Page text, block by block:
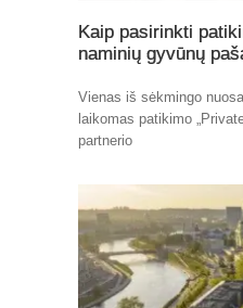
Kaip pasirinkti
naminių gyvūnų
Vienas iš sėkmingo
laikomas patikimo
partnerio